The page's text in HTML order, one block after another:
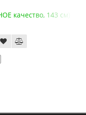
качество, 143 см)